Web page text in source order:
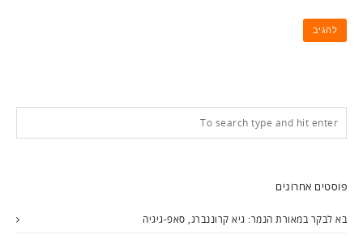
פוסטים אחרונים
בא לבקר במאורת הנמר: גיא קרוננברג, סאפ-גיגיה